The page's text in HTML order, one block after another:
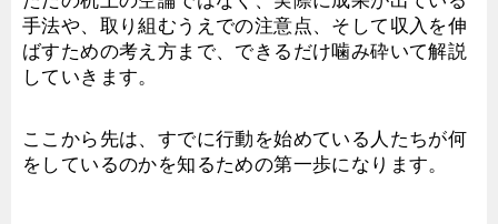
手法や、取り組むうえでの注意点、そして収入を伸
ばすための考え方まで、できるだけ噛み砕いて解説
していきます。
ここから先は、すでに行動を始めている人たちが何
をしているのかを知るための第一歩になります。